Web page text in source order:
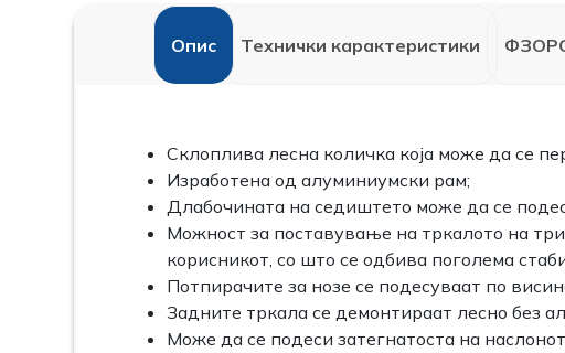
Опис Технички карактеристики
Склоплива лесна количка која може да се
Изработена од алуминиумски рам;
Длабочината на седиштето може да се
Можност за поставување на тркалото на
корисникот, со што се одбива поголема
Потпирачите за нозе се подесуваат по
Задните тркала се демонтираат лесно без
Може да се подеси затегнатоста на